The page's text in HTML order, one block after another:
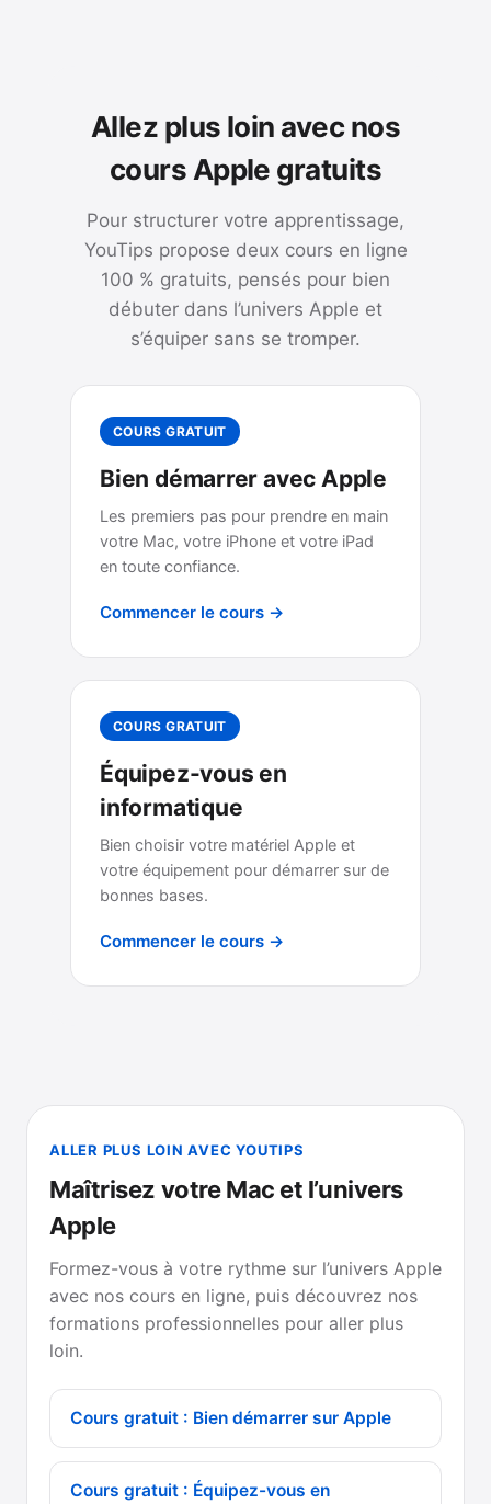
Allez plus loin avec nos
cours Apple gratuits
Pour structurer votre apprentissage,
YouTips propose deux cours en ligne
100 % gratuits, pensés pour bien
débuter dans l’univers Apple et
s’équiper sans se tromper.
COURS GRATUIT
Bien démarrer avec Apple
Les premiers pas pour prendre en main
votre Mac, votre iPhone et votre iPad
en toute confiance.
Commencer le cours →
COURS GRATUIT
Équipez-vous en
informatique
Bien choisir votre matériel Apple et
votre équipement pour démarrer sur de
bonnes bases.
Commencer le cours →
ALLER PLUS LOIN AVEC YOUTIPS
Maîtrisez votre Mac et l’univers
Apple
Formez-vous à votre rythme sur l’univers Apple
avec nos cours en ligne, puis découvrez nos
formations professionnelles pour aller plus
loin.
Cours gratuit : Bien démarrer sur Apple
Cours gratuit : Équipez-vous en